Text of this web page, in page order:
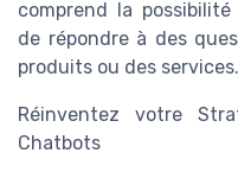
comprend la
de répondre à des
produits ou des services.
Réinventez votre
Chatbots